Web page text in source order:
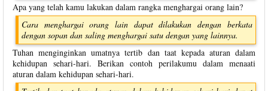
Apa yang telah kamu lakukan dalam rangka menghargai orang lain?
Cara menghargai orang lain dapat dilakukan dengan berkata
dengan sopan dan saling menghargai satu dengan yang lainnya.
Tuhan menginginkan umatnya tertib dan taat kepada aturan dalam
kehidupan sehari-hari. Berikan contoh perilakumu dalam menaati
aturan dalam kehidupan sehari-hari.